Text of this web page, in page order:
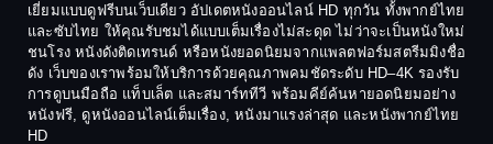
Coming-of-age ชีวิตวัยรุ่น
Crime อาชญากรรม
Crime อาชญากรรม
1986
1985
1984
1983
1982
1981
1980
1978
เยี่ยมแบบดูฟรีบนเว็บเดียว อัปเดตหนังออนไลน์ HD ทุกวัน ทั้งพากย์ไทย
และซับไทย ให้คุณรับชมได้แบบเต็มเรื่องไม่สะดุด ไม่ว่าจะเป็นหนังใหม่
ชนโรง หนังดังติดเทรนด์ หรือหนังยอดนิยมจากแพลตฟอร์มสตรีมมิงชื่อ
ดัง เว็บของเราพร้อมให้บริการด้วยคุณภาพคมชัดระดับ HD–4K รองรับ
การดูบนมือถือ แท็บเล็ต และสมาร์ททีวี พร้อมคีย์ค้นหายอดนิยมอย่าง
หนังฟรี, ดูหนังออนไลน์เต็มเรื่อง, หนังมาแรงล่าสุด และหนังพากย์ไทย
HD